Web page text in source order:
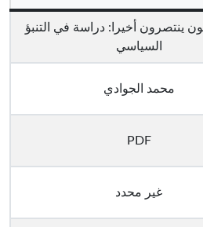
ينتصرون أخيرا: دراسة في التنبؤ
السياسي
محمد الجوادي
PDF
غير محدد